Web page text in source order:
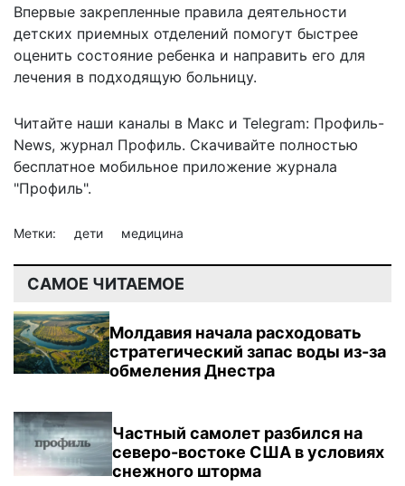
Впервые закрепленные правила деятельности
детских приемных отделений помогут быстрее
оценить состояние ребенка и направить его для
лечения в подходящую больницу.
Читайте наши каналы в Макс и Telegram: Профиль-
News, журнал Профиль. Скачивайте полностью
бесплатное мобильное приложение журнала
"Профиль".
Метки: дети медицина
САМОЕ ЧИТАЕМОЕ
Молдавия начала расходовать
стратегический запас воды из-за
обмеления Днестра
Частный самолет разбился на
северо-востоке США в условиях
снежного шторма